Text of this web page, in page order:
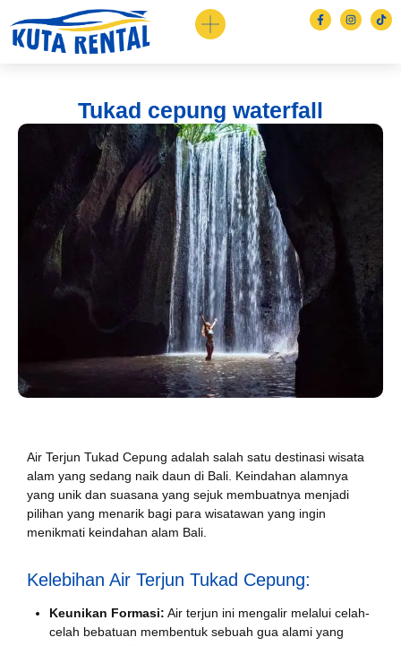
Tukad cepung waterfall
Air Terjun Tukad Cepung adalah salah satu destinasi wisata
alam yang sedang naik daun di Bali. Keindahan alamnya
yang unik dan suasana yang sejuk membuatnya menjadi
pilihan yang menarik bagi para wisatawan yang ingin
menikmati keindahan alam Bali.
Kelebihan Air Terjun Tukad Cepung:
Keunikan Formasi: Air terjun ini mengalir melalui celah-
celah bebatuan membentuk sebuah gua alami yang